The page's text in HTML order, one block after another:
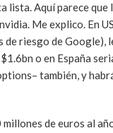
lista. Aquí parece que
Me explico. En
de riesgo de Google),
o en España
también, y
de euros al